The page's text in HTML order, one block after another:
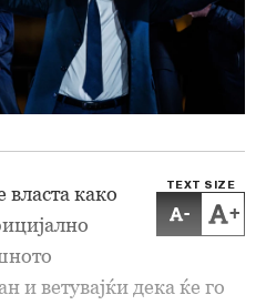
TEXT SIZE
- +
власта како
и ветувајќи дека ќе го